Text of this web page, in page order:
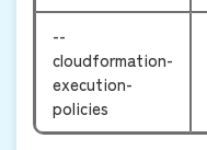
--
cloudformation-
execution-
policies